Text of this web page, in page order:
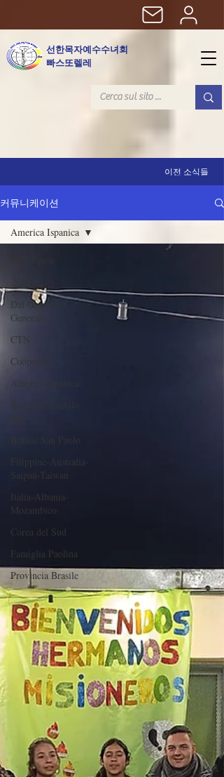
선한목자예수수녀회
빠스또렐레
이전 소식들
커뮤니케이션
Dal Governo
Generale
CTN
Cooperatori
America Ispanica
Brasile Caxias do
Sul
Filippine-Australia-
Saipan-Taiwan
Italia-Albania-
Mozambico
Corea del Sud
Famiglia Paolina
Provincia Brasile
America Ispanica